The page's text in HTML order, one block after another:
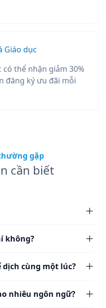
Giáo dục
có thể nhận giảm 30%
đăng ký ưu đãi mỗi
gặp
cần biết
không?
cùng một lúc?
nhiêu ngôn ngữ?